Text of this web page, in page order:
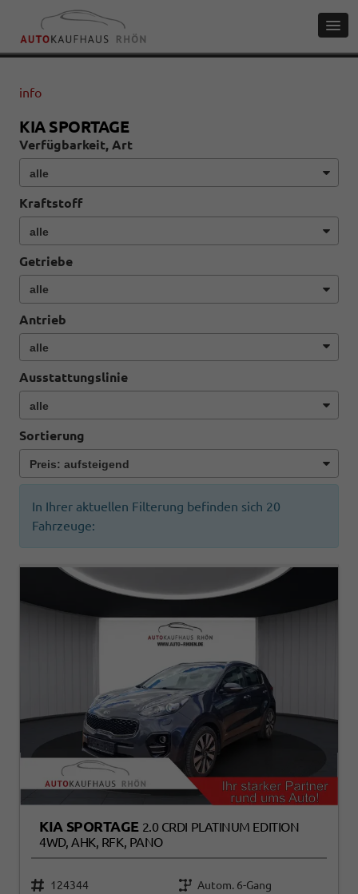
info
KIA SPORTAGE
Verfügbarkeit, Art
Kraftstoff
Getriebe
Antrieb
Ausstattungslinie
Sortierung
In Ihrer aktuellen Filterung befinden sich 20
Fahrzeuge:
KIA SPORTAGE 2.0 CRDI PLATINUM EDITION
4WD, AHK, RFK, PANO
124344
Autom. 6-Gang